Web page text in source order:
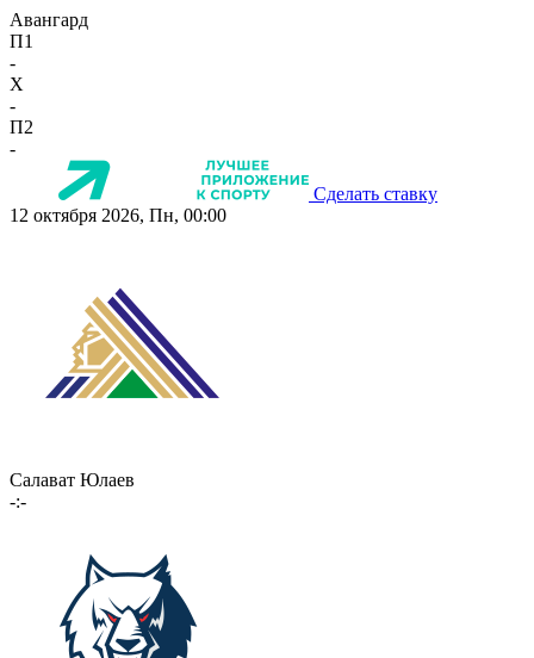
Авангард
П1
-
X
-
П2
-
Сделать ставку
12 октября 2026, Пн, 00:00
Салават Юлаев
-:-